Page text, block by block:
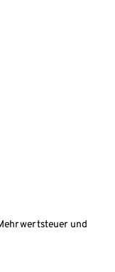
und